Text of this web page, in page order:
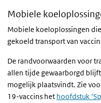
Mobiele
Mobiele koeloplossingen
gekoeld transport van
De randvoorwaarden voor
allen tijde gewaarborgd
mogelijk plaatsvindt. Zie
19-vaccins het hoofdstuk